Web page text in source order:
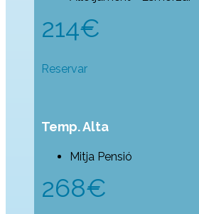
214€
Reservar
Temp. Alta
Mitja Pensió
268€